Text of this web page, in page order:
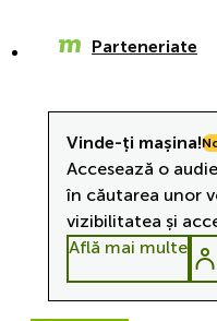
Parteneriate
Vinde-ți mașina!
Accesează o
în căutarea unor
vizibilitatea și
Află mai multe